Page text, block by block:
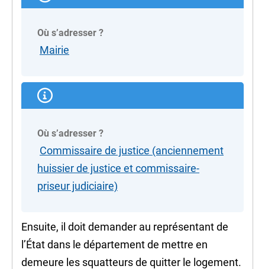
Où s’adresser ?
Mairie
Où s’adresser ?
Commissaire de justice (anciennement
huissier de justice et commissaire-
priseur judiciaire)
Ensuite, il doit demander au représentant de
l’État dans le département de mettre en
demeure les squatteurs de quitter le logement.